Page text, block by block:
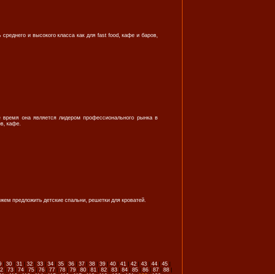
и высокого класса как для fast food, кафе и баров,
она является лидером профессионального рынка в
кафе.
предложить детские спальни, решетки для кроватей.
| 30| 31 | 32| 33| 34| 35| 36| 37| 38| 39| 40| 41 | 42| 43| 44| 45|
| 73 | 74 | 75 | 76 | 77 | 78 | 79 | 80 | 81 | 82 | 83 | 84 | 85 | 86 | 87 | 88 |